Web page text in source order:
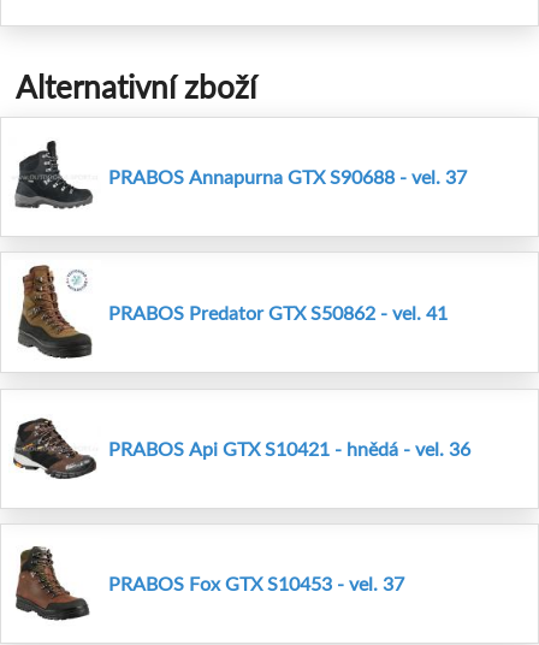
Alternativní zboží
PRABOS Annapurna GTX S90688 - vel. 37
PRABOS Predator GTX S50862 - vel. 41
PRABOS Api GTX S10421 - hnědá - vel. 36
PRABOS Fox GTX S10453 - vel. 37